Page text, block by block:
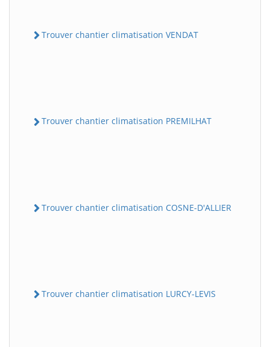
Trouver chantier climatisation VENDAT
Trouver chantier climatisation PREMILHAT
Trouver chantier climatisation COSNE-D'ALLIER
Trouver chantier climatisation LURCY-LEVIS